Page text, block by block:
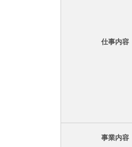
仕事内容
事業内容